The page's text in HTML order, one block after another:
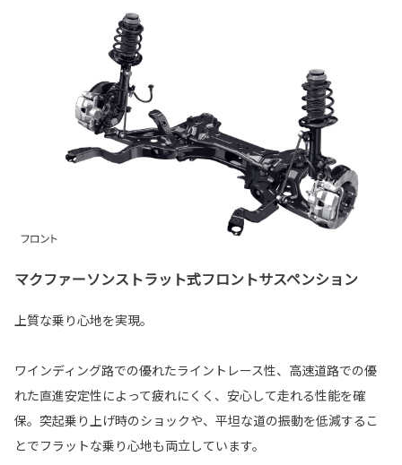
マクファーソンストラット式フロントサスペンション
上質な乗り心地を実現。
ワインディング路での優れたライントレース性、高速道路での優
れた直進安定性によって疲れにくく、安心して走れる性能を確
保。突起乗り上げ時のショックや、平坦な道の振動を低減するこ
とでフラットな乗り心地も両立しています。